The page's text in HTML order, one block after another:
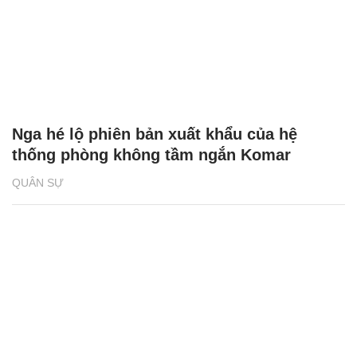
QUÂN SỰ
Nga hé lộ phiên bản xuất khẩu của hệ
thống phòng không tầm ngắn Komar